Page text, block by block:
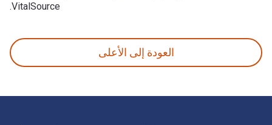
VitalSource.
العودة إلى الأعلى